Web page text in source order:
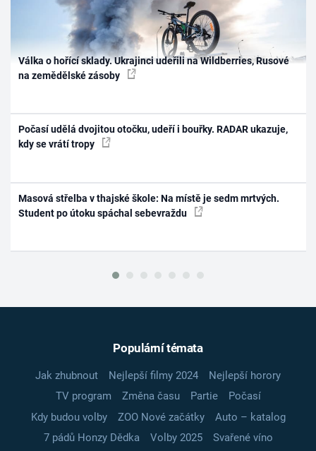
Válka o hořící sklady. Ukrajinci udeřili na Wildberries, Rusové
na zemědělské zásoby
Počasí udělá dvojitou otočku, udeří i bouřky. RADAR ukazuje,
kdy se vrátí tropy
Masová střelba v thajské škole: Na místě je sedm mrtvých.
Student po útoku spáchal sebevraždu
Populární témata
Jak zhubnout Nejlepší filmy 2024
Nejlepší horory
TV program
Změna času Partie
Počasí
Kdy budou volby
ZOO Nové začátky
Auto – katalog
7 pádů Honzy Dědka
Volby 2025
Svařené víno